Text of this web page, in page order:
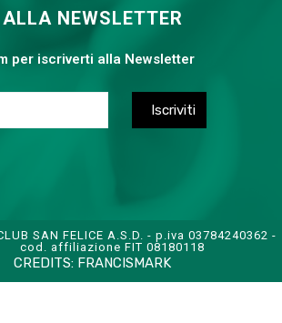
ALLA NEWSLETTER
per iscriverti alla Newsletter
CLUB SAN FELICE A.S.D. - p.iva 03784240362 -
cod. affiliazione FIT 08180118
CREDITS: FRANCISMARK